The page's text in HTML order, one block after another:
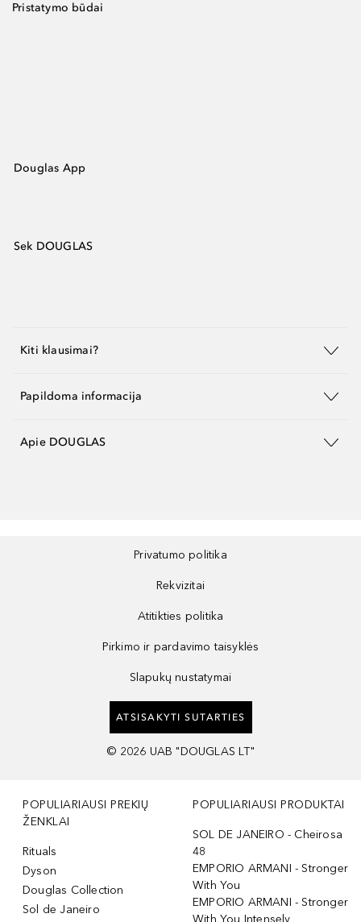
Pristatymo būdai
Douglas App
Sek DOUGLAS
Kiti klausimai?
Papildoma informacija
Apie DOUGLAS
Privatumo politika
Rekvizitai
Atitikties politika
Pirkimo ir pardavimo taisyklės
Slapukų nustatymai
ATSISAKYTI SUTARTIES
© 2026 UAB "DOUGLAS LT"
POPULIARIAUSI PREKIŲ
ŽENKLAI
Rituals
Dyson
Douglas Collection
Sol de Janeiro
POPULIARIAUSI PRODUKTAI
SOL DE JANEIRO - Cheirosa
48
EMPORIO ARMANI - Stronger
With You
EMPORIO ARMANI - Stronger
With You Intensely